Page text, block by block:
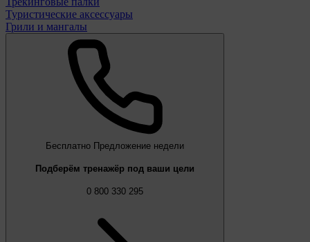
Туристические аксессуары
Грили и мангалы
Бесплатно Предложение недели
Подберём тренажёр под ваши цели
0 800 330 295